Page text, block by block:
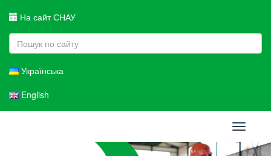
На сайт СНАУ
Українська
English
Toggle